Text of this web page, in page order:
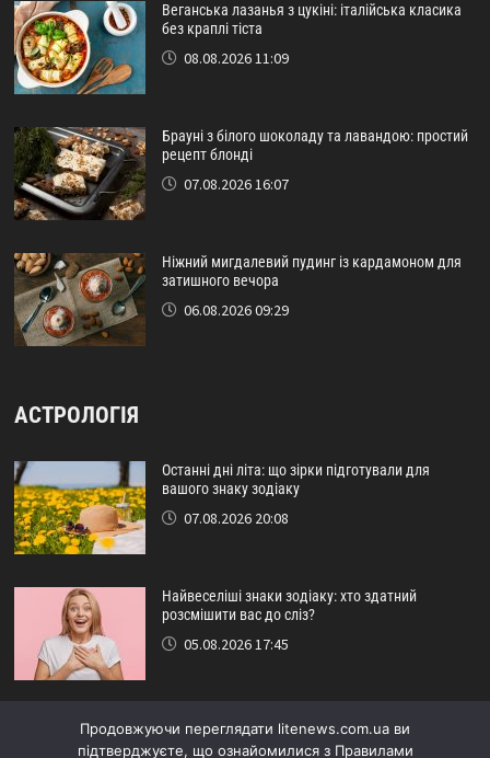
Веганська лазанья з цукіні: італійська класика
без краплі тіста
08.08.2026 11:09
Брауні з білого шоколаду та лавандою: простий
рецепт блонді
07.08.2026 16:07
Ніжний мигдалевий пудинг із кардамоном для
затишного вечора
06.08.2026 09:29
АСТРОЛОГІЯ
Останні дні літа: що зірки підготували для
вашого знаку зодіаку
07.08.2026 20:08
Найвеселіші знаки зодіаку: хто здатний
розсмішити вас до сліз?
05.08.2026 17:45
Астрологічний прогноз на серпень: кому
пощастить наприкінці літа
Продовжуючи переглядати litenews.com.ua ви
підтверджуєте, що ознайомилися з Правилами